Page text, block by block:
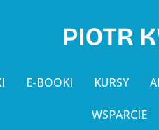
E-BOOKI KURSY
WSPARCIE